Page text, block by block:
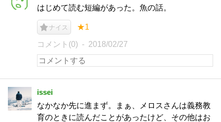
はじめて読む短編があった。魚の話。
ナイス ★1
コメント(0) 2018/02/27
issei
なかなか先に進まず。まぁ、メロスさんは義務教
育のときに読んだことがあったけど、その他はお